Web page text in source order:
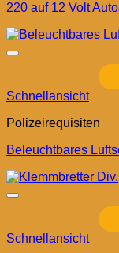
220 auf 12 Volt
Schnellansicht
Polizeirequisiten
Beleuchtbares
Schnellansicht